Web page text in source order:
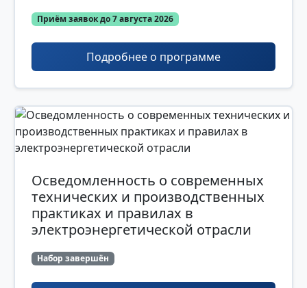
Приём заявок до 7 августа 2026
Подробнее о программе
Осведомленность о современных
технических и производственных
практиках и правилах в
электроэнергетической отрасли
Набор завершён